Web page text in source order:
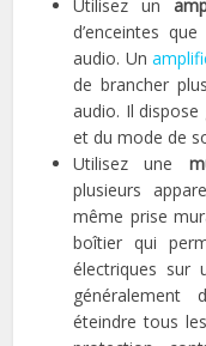
Utilisez un
d’enceintes
audio. Un
de brancher
audio. Il dispose
et du mode de
Utilisez une
plusieurs
même prise
boîtier qui
électriques sur
généralement
éteindre tous